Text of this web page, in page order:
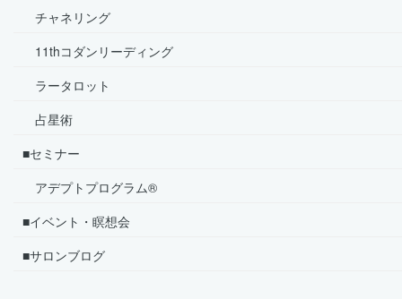
チャネリング
11thコダンリーディング
ラータロット
占星術
■セミナー
アデプトプログラム®
■イベント・瞑想会
■サロンブログ